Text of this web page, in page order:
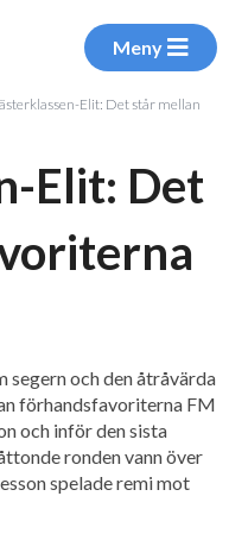
Meny
Elit: Det står mellan
Elit: Det
segern och den åtråvärda
förhandsfavoriterna FM
och inför den sista
ronden vann över
spelade remi mot